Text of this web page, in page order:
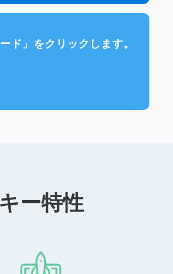
ド」をクリックします。
キー特性